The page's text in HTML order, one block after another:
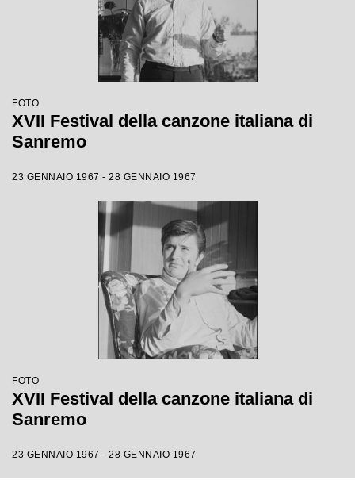
FOTO
XVII Festival della canzone italiana di
Sanremo
23 GENNAIO 1967 - 28 GENNAIO 1967
FOTO
XVII Festival della canzone italiana di
Sanremo
23 GENNAIO 1967 - 28 GENNAIO 1967